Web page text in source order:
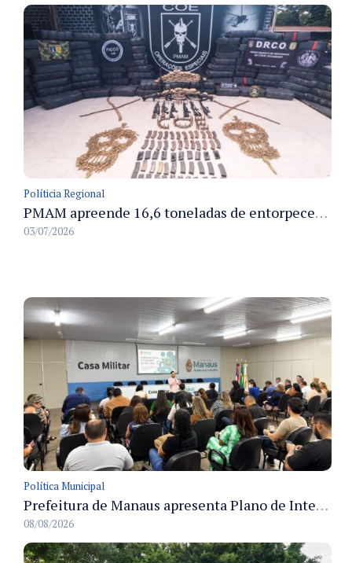
Políticia Regional
PMAM apreende 16,6 toneladas de entorpecentes e registra aumento nas prisões em flagrante e nas capturas de foragidos no primeiro semestre de 2026
03/07/2026
Política Municipal
Prefeitura de Manaus apresenta Plano de Integridade da CGM e qualifica servidores para governança e conformidade no biênio 2027-2028
08/08/2026